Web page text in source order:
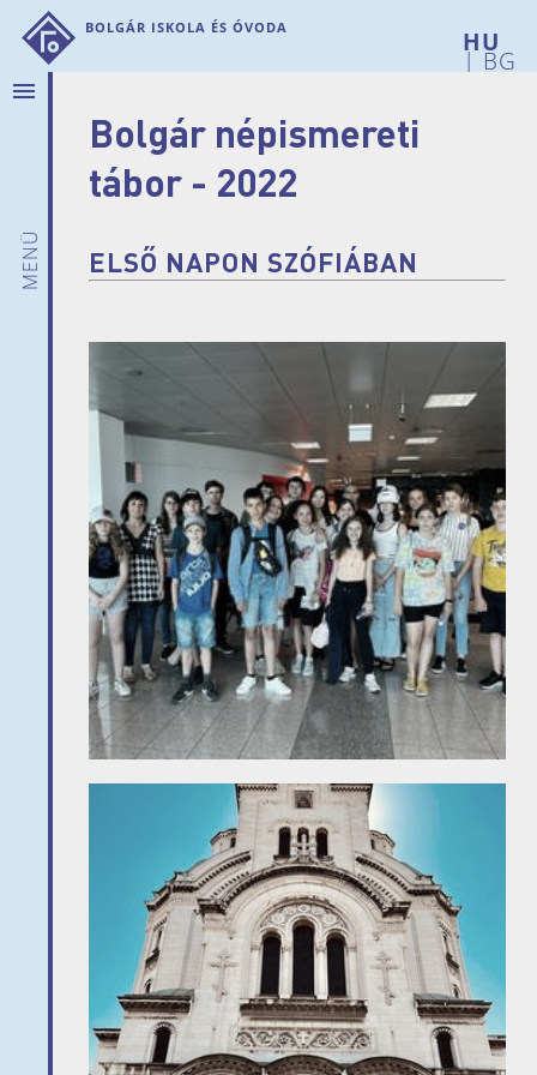
Bolgár Iskola és Óvoda
|BG
menu
menü
Bolgár népismereti
tábor - 2022
ELSŐ NAPON SZÓFIÁBAN
Rólunk
Hírek
Bemutatkozunk
adatok
Telephelyeink
Pedagógusaink
Szülői
munkaközösség
Dokumentumok
Naptár
Heti órarend
Kapcsolat
Óvoda
Bemutatkozás
Beiratkozás
Pedagógusaink
Információk
Beiratkozás az
iskolába
Érettségi
vizsga
ECL